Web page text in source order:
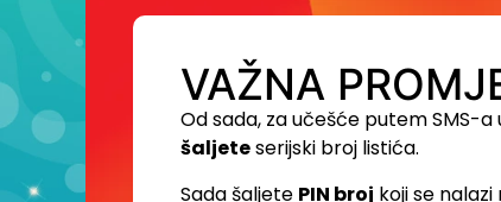
VAŽNA
Od sada, za učešće putem SMS-
šaljeteserijski broj listića.
Sada šaljete PIN broj koji se nalazi